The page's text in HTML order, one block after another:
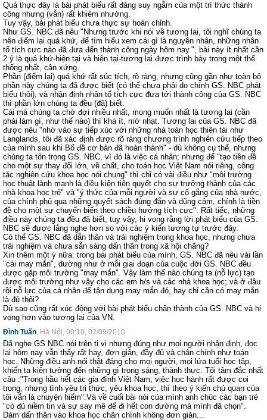
Quả thực đây là bài phát biểu rất đáng suy ngẫm của một trí thức thành
công nhưng (vẫn) rất khiêm nhường.
Tuy vậy, bài phát biểu chưa thực sự hoàn chỉnh.
Như GS. NBC đã nêu "Nhưng trước khi nói về tương lai, tôi nghĩ chúng ta
nên điểm lại quá khứ, để tìm hiểu xem cái gì là nguyên nhân, những nhân
tố tích cực nào đã đưa đến thành công ngày hôm nay.", bài này ít nhất cần
2 ý là quá khứ-hiện tại và hiện tại-tương lai được trình bày trong một thể
thống nhất, cân xứng.
Phần (điểm lại) quá khứ rất súc tích, rõ ràng, nhưng cũng gần như toàn bộ
phần này chúng ta đã được biết (có thể chưa phải do chính GS. NBC phát
biểu thôi), và nhận định nhân tố tích cực đưa tới thành công của GS. NBC
thì phần lớn chúng ta đều (đã) biết.
Cái mà chúng ta chờ đợi nhiều nhất, mong muốn nhất là tương lai (cần
phải làm gì, như thế nào) thì khá ít, mờ nhạt. Tương lai của GS. NBC đã
được nêu "nhờ vào sự tiếp xúc với những nhà toán học thiên tài như
Langlands, tôi đã xác định được rõ ràng chương trình nghiên cứu tiếp theo
của mình sau khi Bổ đề cơ bản đã hoàn thành" - dù không cụ thể, nhưng
chúng ta tôn trọng GS. NBC, vì đó là việc cá nhân; nhưng để "tạo tiền đề
cho một sự thay đổi lớn, về chất, cho toán học Việt Nam nói riêng, công
tác nghiên cứu khoa học nói chung" thì chỉ có vài điều như "môi trường
học thuật lành mạnh là điều kiện tiên quyết cho sự trưởng thành của các
nhà khoa học trẻ" và "ý thức của mỗi người và sự cố gắng của nhà nước,
của chính phủ qua những quyết sách đúng đắn và dũng cảm, chính là tiền
đề cho một sự chuyển biến theo chiều hướng tích cực". Rất tiếc, những
điều này chúng ta đều đã biết, tuy vậy, hi vọng rằng lời phát biểu của GS.
NBC sẽ được lắng nghe hơn so với các ý kiến tương tự trước đây.
Có thể GS. NBC đã dẫn thân và trải nghiệm trong khoa học, nhưng chưa
trải nghiệm và chưa sẵn sàng dấn thân trong xã hội chăng?
Xin thêm một ý nữa: trong bài phát biểu của mình, GS. NBC đã nêu vài lần
"cái may mắn", dường như ở mỗi giai đoạn của cuộc đời GS. NBC đều
được gặp môi trường "may mắn". Vậy làm thế nào chúng ta (nỗ lực) tạo
được môi trường như vậy cho các em h/s và các nhà khoa học; và ở đâu
rồi nỗ lực của cá nhân để tận dụng may mắn đó, hay chỉ cần có may mắn
là đủ thôi?
Dù sao cũng rất xúc động với bài phát biểu chân thành của GS. NBC và hi
vọng hơn vào tương lai của VN.
Đình Tuấn, Hà Nội, 00:10, 02/09/2010
Đã nghe GS NBC nói trên ti vi nhưng đúng như mọi người nhận định, đọc
lại hôm nay vẫn thấy rất hay, đơn giản, đầy đủ và chân chính như toán
học. Những điều anh nói thật đáng cho mọi người, mọi lứa tuổi học tập,
khiến ta kiên tưởng đến những gì trong sáng, thành thực. Tôi tâm đắc nhất
câu :"Trong hầu hết các gia đình Việt Nam, việc học hành rất được coi
trọng, nhưng tình yêu tri thức, yêu khoa học, thì theo ý kiến chủ quan của
tôi vẫn là chuyện hiếm".Và về cuối bài nói của mình anh chúc các bạn trẻ
"có đủ niềm tin và sự say mê để đi hết con đường mà mình đã chọn".
Dám dấn thân vào khoa học chân chính không đơn giản...